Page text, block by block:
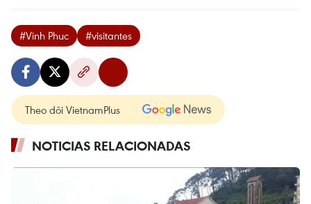
#Vinh Phuc #visitantes
Theo dõi VietnamPlus
NOTICIAS RELACIONADAS